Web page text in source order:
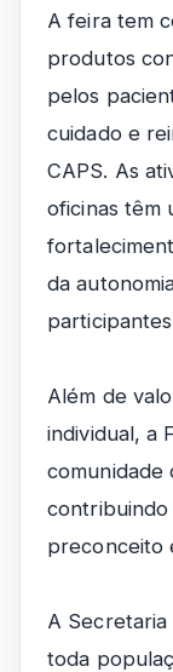
A feira tem
produtos
pelos
cuidado e
CAPS. As
oficinas têm
da
Além de
individual, a
comunidade
preconceito
A
toda